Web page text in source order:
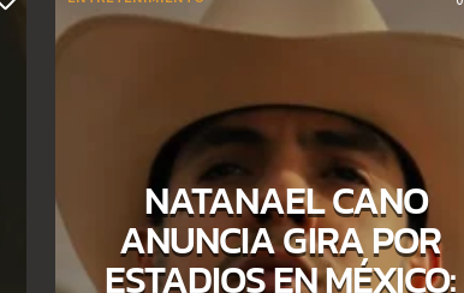
NATANAEL CANO
ANUNCIA GIRA POR
ESTADIOS EN MÉXICO: